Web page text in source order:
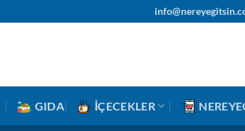
GIDA İÇECEKLER